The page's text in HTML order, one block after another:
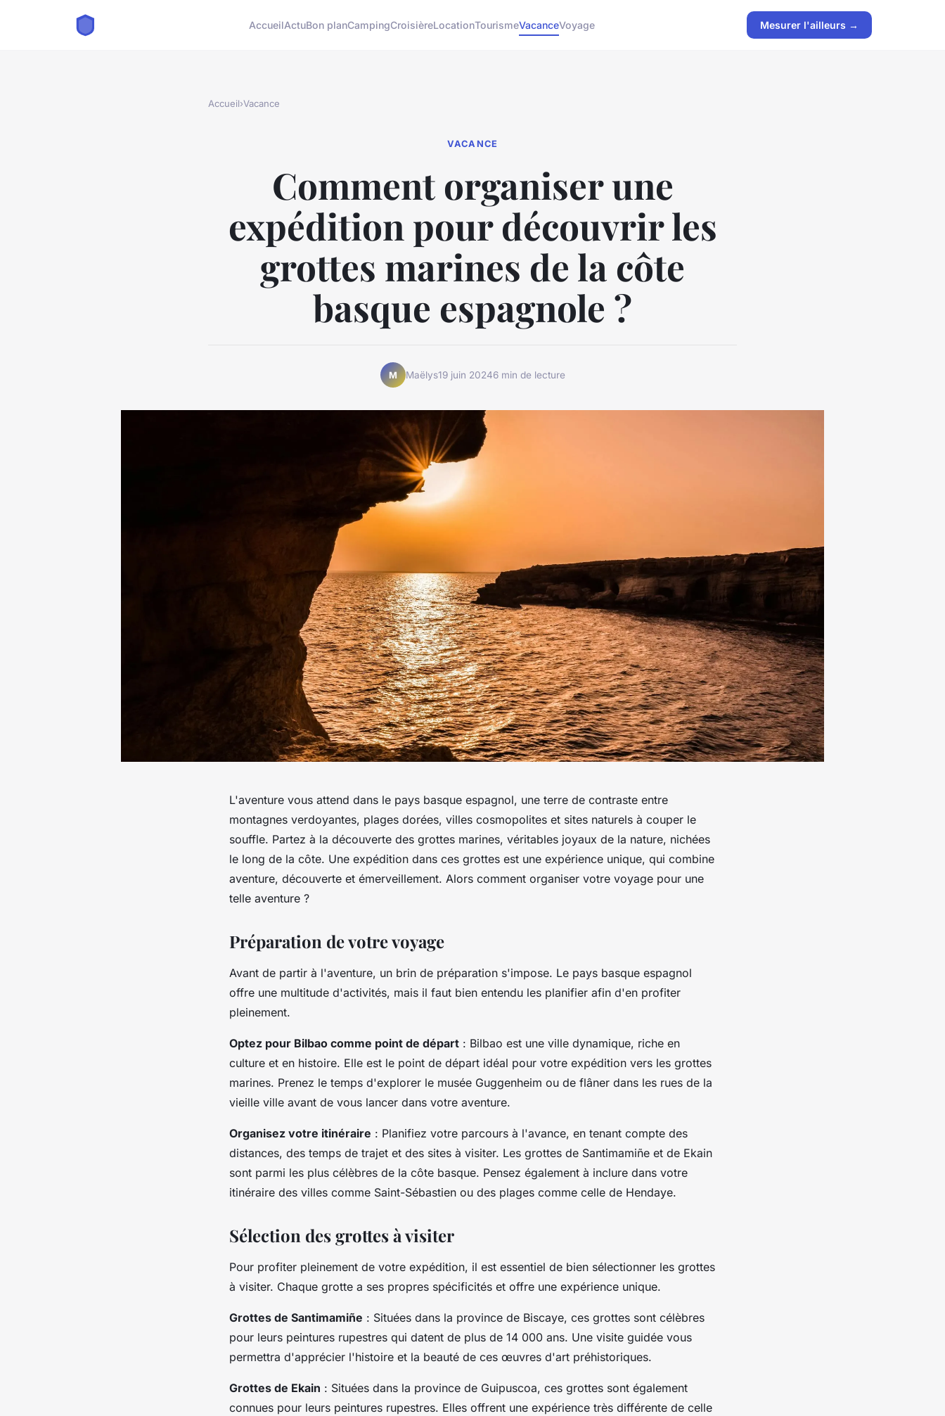
AccueilActuBon planCampingCroisièreLocationTourismeVacanceVoyage Mesurer l'ailleurs →
Accueil›Vacance
VACANCE
Comment organiser une
expédition pour découvrir les
grottes marines de la côte
basque espagnole ?
M Maëlys19 juin 20246 min de lecture
L'aventure vous attend dans le pays basque espagnol, une terre de contraste entre
montagnes verdoyantes, plages dorées, villes cosmopolites et sites naturels à couper le
souffle. Partez à la découverte des grottes marines, véritables joyaux de la nature, nichées
le long de la côte. Une expédition dans ces grottes est une expérience unique, qui combine
aventure, découverte et émerveillement. Alors comment organiser votre voyage pour une
telle aventure ?
Préparation de votre voyage
Avant de partir à l'aventure, un brin de préparation s'impose. Le pays basque espagnol
offre une multitude d'activités, mais il faut bien entendu les planifier afin d'en profiter
pleinement.
Optez pour Bilbao comme point de départ : Bilbao est une ville dynamique, riche en
culture et en histoire. Elle est le point de départ idéal pour votre expédition vers les grottes
marines. Prenez le temps d'explorer le musée Guggenheim ou de flâner dans les rues de la
vieille ville avant de vous lancer dans votre aventure.
Organisez votre itinéraire : Planifiez votre parcours à l'avance, en tenant compte des
distances, des temps de trajet et des sites à visiter. Les grottes de Santimamiñe et de Ekain
sont parmi les plus célèbres de la côte basque. Pensez également à inclure dans votre
itinéraire des villes comme Saint-Sébastien ou des plages comme celle de Hendaye.
Sélection des grottes à visiter
Pour profiter pleinement de votre expédition, il est essentiel de bien sélectionner les grottes
à visiter. Chaque grotte a ses propres spécificités et offre une expérience unique.
Grottes de Santimamiñe : Situées dans la province de Biscaye, ces grottes sont célèbres
pour leurs peintures rupestres qui datent de plus de 14 000 ans. Une visite guidée vous
permettra d'apprécier l'histoire et la beauté de ces œuvres d'art préhistoriques.
Grottes de Ekain : Situées dans la province de Guipuscoa, ces grottes sont également
connues pour leurs peintures rupestres. Elles offrent une expérience très différente de celle